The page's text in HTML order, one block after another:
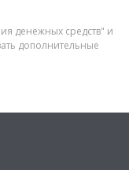
денежных средств" и
дополнительные